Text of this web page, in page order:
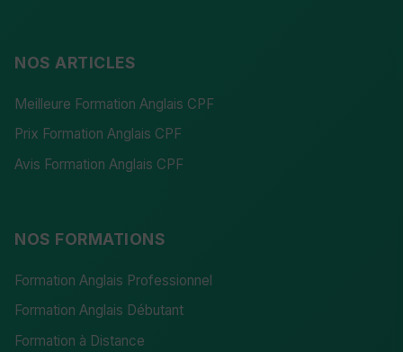
NOS ARTICLES
Meilleure Formation Anglais CPF
Prix Formation Anglais CPF
Avis Formation Anglais CPF
NOS FORMATIONS
Formation Anglais Professionnel
Formation Anglais Débutant
Formation à Distance